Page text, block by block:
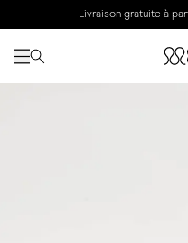
Livraison gratuite à